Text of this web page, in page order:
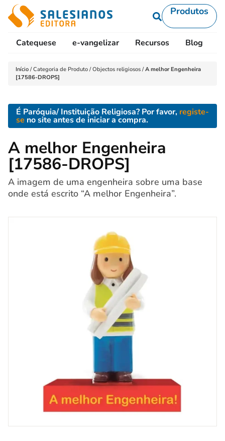
Produtos
Catequese e-vangelizar Recursos Blog
Início /Categoria de Produto /Objectos religiosos /A melhor Engenheira
[17586-DROPS]
É Paróquia/ Instituição Religiosa? Por favor, registe-
se no site antes de iniciar a compra.
A melhor Engenheira
[17586-DROPS]
A imagem de uma engenheira sobre uma base
onde está escrito “A melhor Engenheira”.